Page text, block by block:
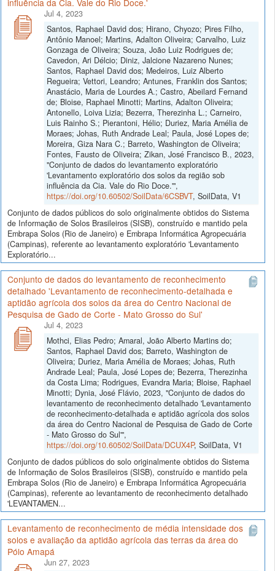
Jul 4, 2023
Santos, Raphael David dos; Hirano, Chyozo; Pires Filho,
Antônio Manoel; Martins, Adalton Oliveira; Carvalho, Luiz
Gonzaga de Oliveira; Souza, João Luiz Rodrigues de;
Cavedon, Ari Délcio; Diniz, Jalcione Nazareno Nunes;
Santos, Raphael David dos; Medeiros, Luiz Alberto
Regueira; Vettori, Leandro; Antunes, Franklin dos Santos;
Anastácio, Maria de Lourdes A.; Castro, Abeilard Fernand
de; Bloise, Raphael Minotti; Martins, Adalton Oliveira;
Antonello, Loiva Lizia; Bezerra, Therezinha L.; Carneiro,
Luis Rainho S.; Pierantoni, Hélio; Duriez, Maria Amélia de
Moraes; Johas, Ruth Andrade Leal; Paula, José Lopes de;
Moreira, Giza Nara C.; Barreto, Washington de Oliveira;
Fontes, Fausto de Oliveira; Zikan, José Francisco B., 2023,
"Conjunto de dados do levantamento exploratório
'Levantamento exploratório dos solos da região sob
influência da Cia. Vale do Rio Doce.'",
https://doi.org/10.60502/SoilData/6CSBVT, SoilData, V1
Conjunto de dados públicos do solo originalmente obtidos do Sistema
de Informação de Solos Brasileiros (SISB), construído e mantido pela
Embrapa Solos (Rio de Janeiro) e Embrapa Informática Agropecuária
(Campinas), referente ao levantamento exploratório 'Levantamento
Exploratório...
Conjunto de dados do levantamento de reconhecimento
detalhado 'Levantamento de reconhecimento-detalhada e
aptidão agrícola dos solos da área do Centro Nacional de
Pesquisa de Gado de Corte - Mato Grosso do Sul'
Jul 4, 2023
Mothci, Elias Pedro; Amaral, João Alberto Martins do;
Santos, Raphael David dos; Barreto, Washington de
Oliveira; Duriez, Maria Amélia de Moraes; Johas, Ruth
Andrade Leal; Paula, José Lopes de; Bezerra, Therezinha
da Costa Lima; Rodrigues, Evandra Maria; Bloise, Raphael
Minotti; Dynia, José Flávio, 2023, "Conjunto de dados do
levantamento de reconhecimento detalhado 'Levantamento
de reconhecimento-detalhada e aptidão agrícola dos solos
da área do Centro Nacional de Pesquisa de Gado de Corte
- Mato Grosso do Sul'",
https://doi.org/10.60502/SoilData/DCUX4P, SoilData, V1
Conjunto de dados públicos do solo originalmente obtidos do Sistema
de Informação de Solos Brasileiros (SISB), construído e mantido pela
Embrapa Solos (Rio de Janeiro) e Embrapa Informática Agropecuária
(Campinas), referente ao levantamento de reconhecimento detalhado
'LEVANTAMEN...
Levantamento de reconhecimento de média intensidade dos
solos e avaliação da aptidão agrícola das terras da área do
Pólo Amapá
Jun 27, 2023